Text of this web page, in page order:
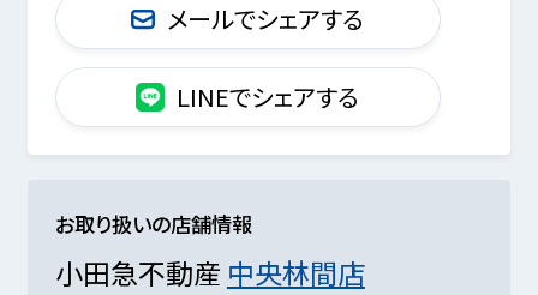
メールでシェアする
LINEでシェアする
お取り扱いの店舗情報
小田急不動産 中央林間店